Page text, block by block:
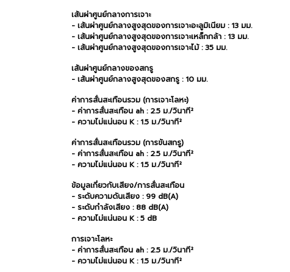
เส้นผ่าศูนย์กลางการเจาะ
- เส้นผ่าศูนย์กลางสูงสุดของการเจาะอะลูมิเนียม : 13 มม.
- เส้นผ่าศูนย์กลางสูงสุดของการเจาะเหล็กกล้า : 13 มม.
- เส้นผ่าศูนย์กลางสูงสุดของการเจาะไม้ : 35 มม.
เส้นผ่าศูนย์กลางของสกรู
- เส้นผ่าศูนย์กลางสูงสุดของสกรู : 10 มม.
ค่าการสั่นสะเทือนรวม (การเจาะโลหะ)
- ค่าการสั่นสะเทือน ah : 2.5 ม./วินาที²
- ความไม่แน่นอน K : 1.5 ม./วินาที²
ค่าการสั่นสะเทือนรวม (การขันสกรู)
- ค่าการสั่นสะเทือน ah : 2.5 ม./วินาที²
- ความไม่แน่นอน K : 1.5 ม./วินาที²
ข้อมูลเกี่ยวกับเสียง/การสั่นสะเทือน
- ระดับความดันเสียง : 99 dB(A)
- ระดับกำลังเสียง : 88 dB(A)
- ความไม่แน่นอน K : 5 dB
การเจาะโลหะ
- ค่าการสั่นสะเทือน ah : 2.5 ม./วินาที²
- ความไม่แน่นอน K : 1.5 ม./วินาที²